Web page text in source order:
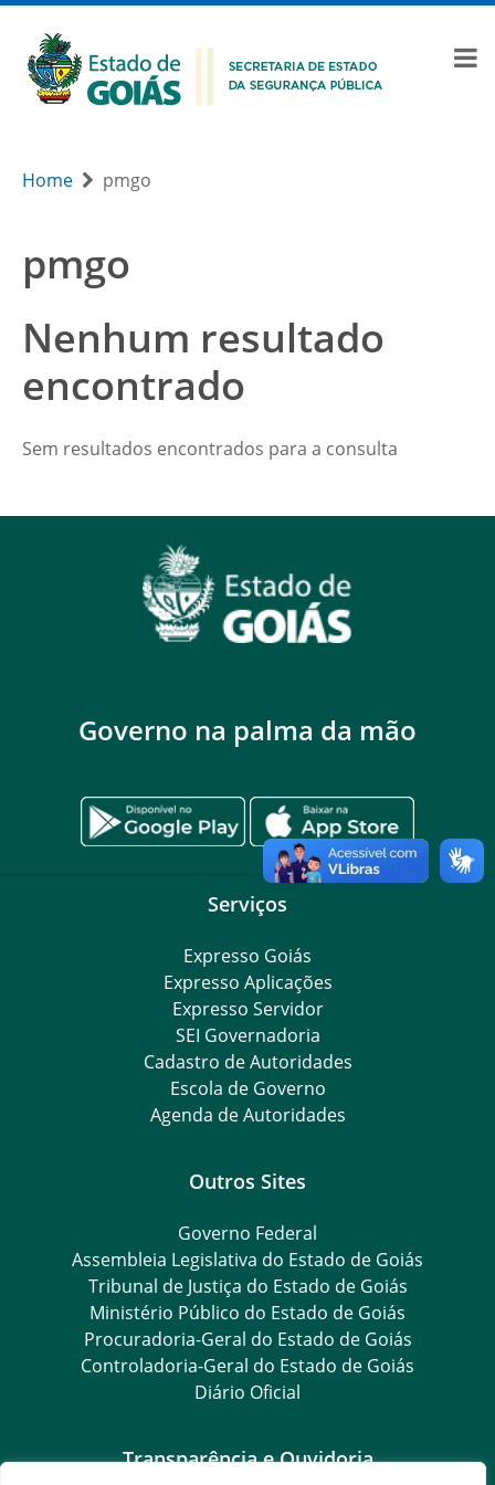
Home pmgo
pmgo
Nenhum resultado
encontrado
Sem resultados encontrados para a consulta
Governo na palma da mão
Serviços
Expresso Goiás
Expresso Aplicações
Expresso Servidor
SEI Governadoria
Cadastro de Autoridades
Escola de Governo
Agenda de Autoridades
Outros Sites
Governo Federal
Assembleia Legislativa do Estado de Goiás
Tribunal de Justiça do Estado de Goiás
Ministério Público do Estado de Goiás
Procuradoria-Geral do Estado de Goiás
Controladoria-Geral do Estado de Goiás
Diário Oficial
Transparência e Ouvidoria